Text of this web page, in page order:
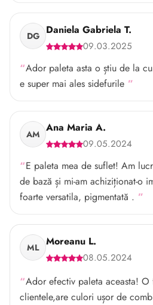
DG Daniela Gabriela T.
09.03.2025
Ador paleta asta o știu de la
e super mai ales sidefurile
AM Ana Maria A.
09.05.2024
E paleta mea de suflet! Am
de bază și mi-am achiziționat-o
foarte versatila, pigmentată .
ML Moreanu L.
08.05.2024
Ador efectiv paleta aceasta!
clientele,are culori ușor de